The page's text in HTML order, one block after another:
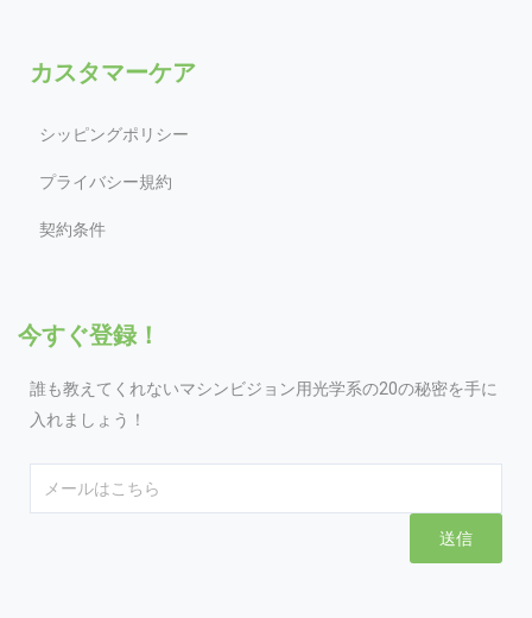
カスタマーケア
シッピングポリシー
プライバシー規約
契約条件
今すぐ登録！
誰も教えてくれないマシンビジョン用光学系の20の秘密を手に
入れましょう！
送信